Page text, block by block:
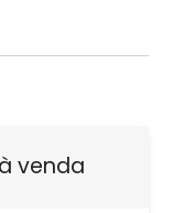
venda